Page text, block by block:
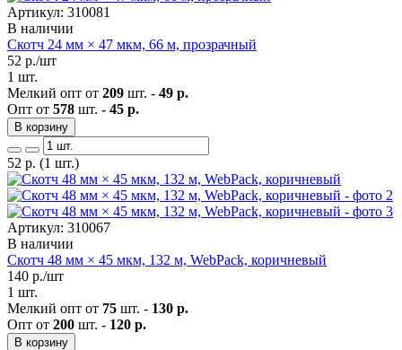
Артикул: 310081
В наличии
Скотч 24 мм × 47 мкм, 66 м, прозрачный
52 р./шт
1 шт.
Мелкий опт от 209 шт. - 49 р.
Опт от 578 шт. - 45 р.
В корзину
52 р. (1 шт.)
Артикул: 310067
В наличии
Скотч 48 мм × 45 мкм, 132 м, WebPack, коричневый
140 р./шт
1 шт.
Мелкий опт от 75 шт. - 130 р.
Опт от 200 шт. - 120 р.
В корзину